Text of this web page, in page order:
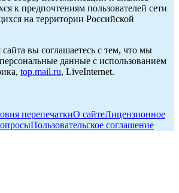
к предпочтениям пользователей сети
на территории Российской
вы соглашаетесь с тем, что мы
данные с использованием
top.mail.ru, LiveInternet.
перепечаткиО сайтеЛицензионное
Пользовательское соглашение